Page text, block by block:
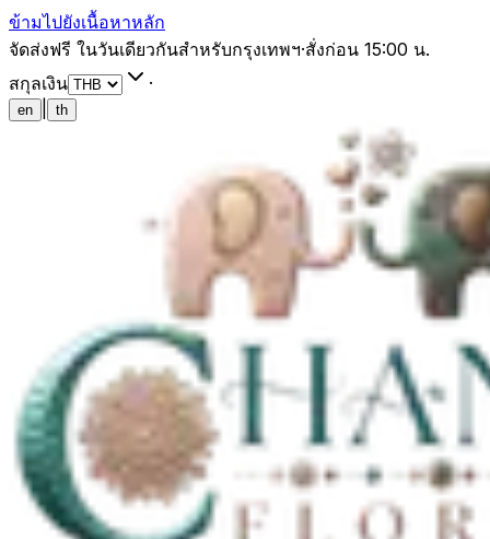
ข้ามไปยังเนื้อหาหลัก
จัดส่งฟรี ในวันเดียวกันสำหรับกรุงเทพฯ·สั่งก่อน 15:00 น.
สกุลเงิน
·
en th